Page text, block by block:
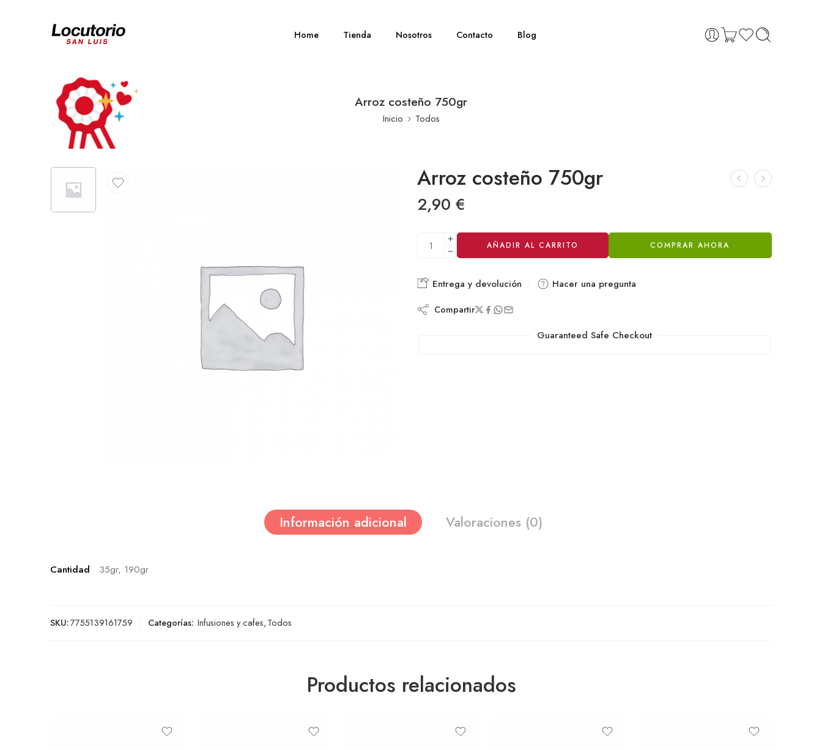
Home Tienda Nosotros Contacto Blog
Arroz costeño 750gr
Inicio Todos
Arroz costeño 750gr
2,90 €
AÑADIR AL CARRITO COMPRAR AHORA
Alternative:
Entrega y devolución Hacer una pregunta
Compartir
Guaranteed Safe Checkout
Información adicional Valoraciones (0)
Cantidad 35gr, 190gr
SKU:7755139161759 Categorías: Infusiones y cafes,Todos
Productos relacionados